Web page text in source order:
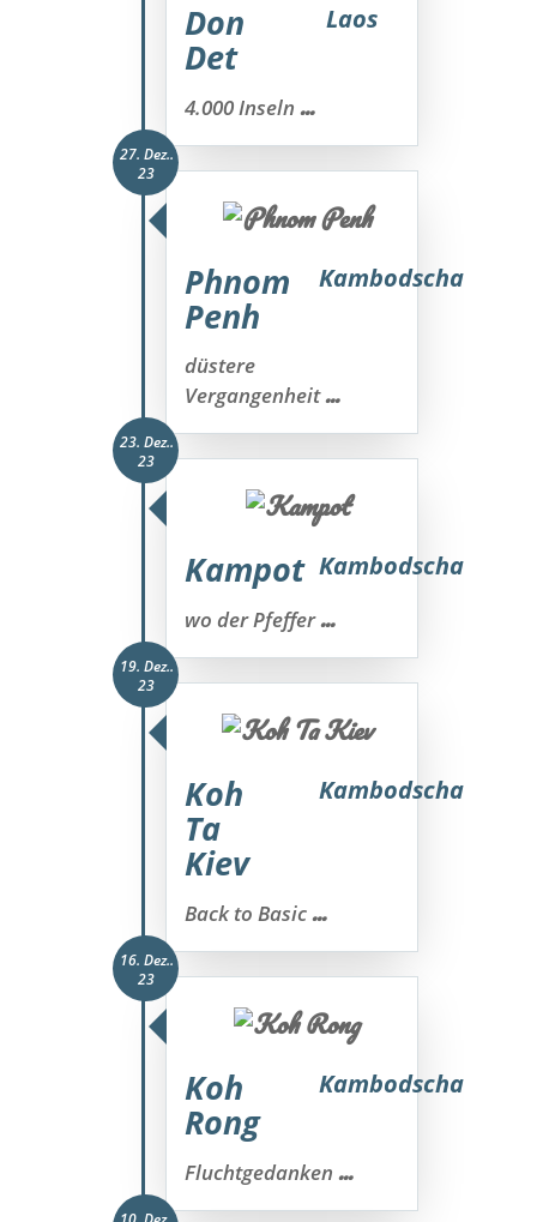
Don
Det
Laos
4.000 Inseln...
27. Dez..
23
Phnom
Penh
Kambodscha
düstere
Vergangenheit...
23. Dez..
23
Kampot Kambodscha
wo der Pfeffer...
19. Dez..
23
Koh
Ta
Kiev
Kambodscha
Back to Basic...
16. Dez..
23
Koh
Rong
Kambodscha
Fluchtgedanken...